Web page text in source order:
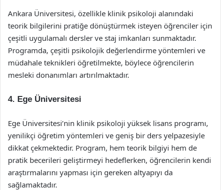
Ankara Üniversitesi, özellikle klinik psikoloji alanındaki
teorik bilgilerini pratiğe dönüştürmek isteyen öğrenciler için
çeşitli uygulamalı dersler ve staj imkanları sunmaktadır.
Programda, çeşitli psikolojik değerlendirme yöntemleri ve
müdahale teknikleri öğretilmekte, böylece öğrencilerin
mesleki donanımları artırılmaktadır.
4. Ege Üniversitesi
Ege Üniversitesi’nin klinik psikoloji yüksek lisans programı,
yenilikçi öğretim yöntemleri ve geniş bir ders yelpazesiyle
dikkat çekmektedir. Program, hem teorik bilgiyi hem de
pratik becerileri geliştirmeyi hedeflerken, öğrencilerin kendi
araştırmalarını yapması için gereken altyapıyı da
sağlamaktadır.